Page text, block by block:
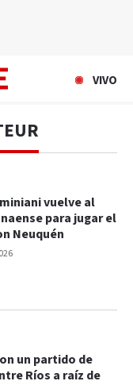
VIVO
vuelve al
para jugar el
Neuquén
un partido de
Ríos a raíz de